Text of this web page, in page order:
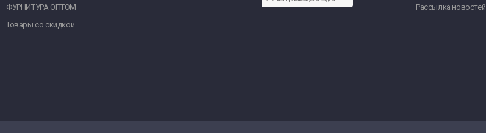
ФУРНИТУРА ОПТОМ
Товары со скидкой
Рассылка новостей